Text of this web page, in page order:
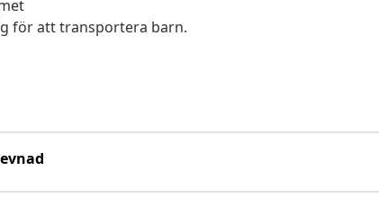
för att transportera barn.